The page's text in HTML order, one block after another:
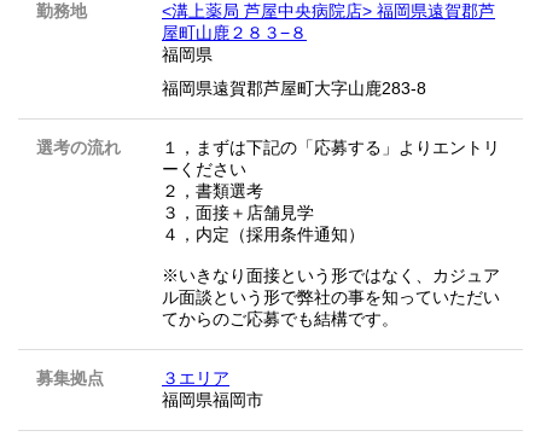
勤務地
<溝上薬局 芦屋中央病院店> 福岡県遠賀郡芦
屋町山鹿２８３−８
福岡県
福岡県遠賀郡芦屋町大字山鹿283-8
選考の流れ
１，まずは下記の「応募する」よりエントリ
ーください
２，書類選考
３，面接＋店舗見学
４，内定（採用条件通知）
※いきなり面接という形ではなく、カジュア
ル面談という形で弊社の事を知っていただい
てからのご応募でも結構です。
募集拠点
３エリア
福岡県福岡市